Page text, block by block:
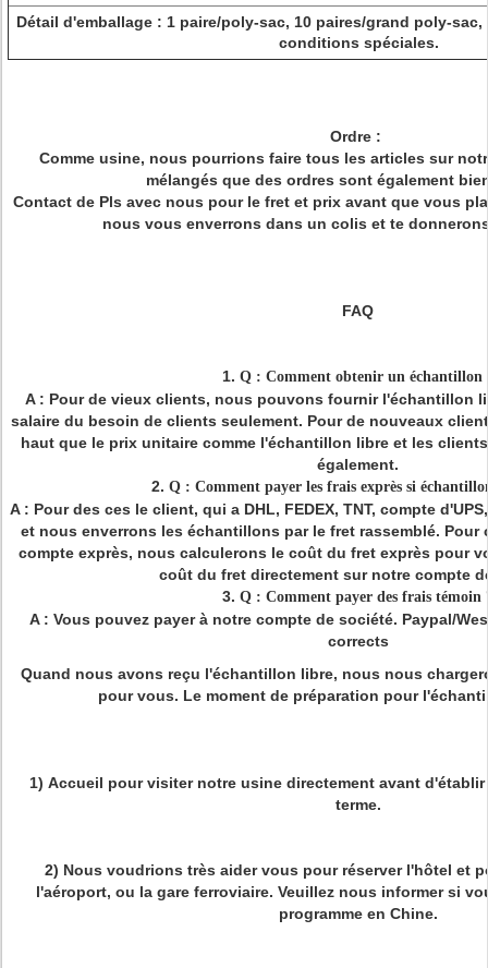
Détail d'emballage : 1 paire/poly-sac, 10 paires/grand poly-
conditions spéciales.
Ordre :
Comme usine, nous pourrions faire tous les articles sur
mélangés que des ordres sont également
Contact de Pls avec nous pour le fret et prix avant que vous
nous vous enverrons dans un colis et te
FAQ
1. Q : Comment obtenir un échantillon
A : Pour de vieux clients, nous pouvons fournir l'échantillon
salaire du besoin de clients seulement. Pour de nouveaux
haut que le prix unitaire comme l'échantillon libre et les
également.
2. Q : Comment payer les frais exprès si
A : Pour des ces le client, qui a DHL, FEDEX, TNT, compte
et nous enverrons les échantillons par le fret rassemblé.
compte exprès, nous calculerons le coût du fret exprès pour
coût du fret directement sur notre compte
3. Q : Comment payer des frais témoin
A : Vous pouvez payer à notre compte de société. Paypal/
corrects
Quand nous avons reçu l'échantillon libre, nous nous
pour vous. Le moment de préparation pour
1) Accueil pour visiter notre usine directement avant
terme.
2) Nous voudrions très aider vous pour réserver l'hôtel et
l'aéroport, ou la gare ferroviaire. Veuillez nous informer si
programme en Chine.